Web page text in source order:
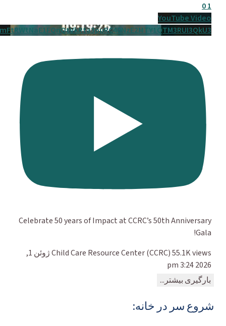
1
0
YouTube Video
Celebrate 50 years of Impact at CCRC’s 50th Anniversary
Gala!
Child Care Resource Center (CCRC)55.1K views
ژوئن 1,
2026 3:24 pm
بارگیری بیشتر...
شروع سر در خانه: